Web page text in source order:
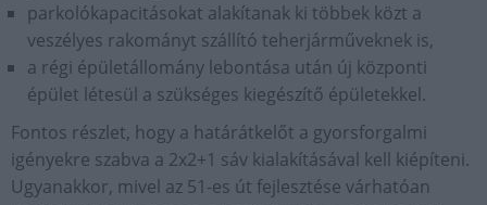
parkolókapacitásokat alakítanak ki többek közt a
veszélyes rakományt szállító teherjárműveknek is,
a régi épületállomány lebontása után új központi
épület létesül a szükséges kiegészítő épületekkel.
Fontos részlet, hogy a határátkelőt a gyorsforgalmi
igényekre szabva a 2x2+1 sáv kialakításával kell kiépíteni.
Ugyanakkor, mivel az 51-es út fejlesztése várhatóan